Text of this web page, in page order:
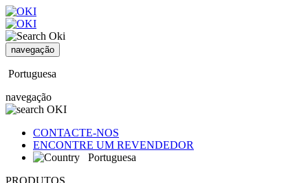
navegação
Portuguesa
navegação
CONTACTE-NOS
ENCONTRE UM REVENDEDOR
Portuguesa
PRODUTOS